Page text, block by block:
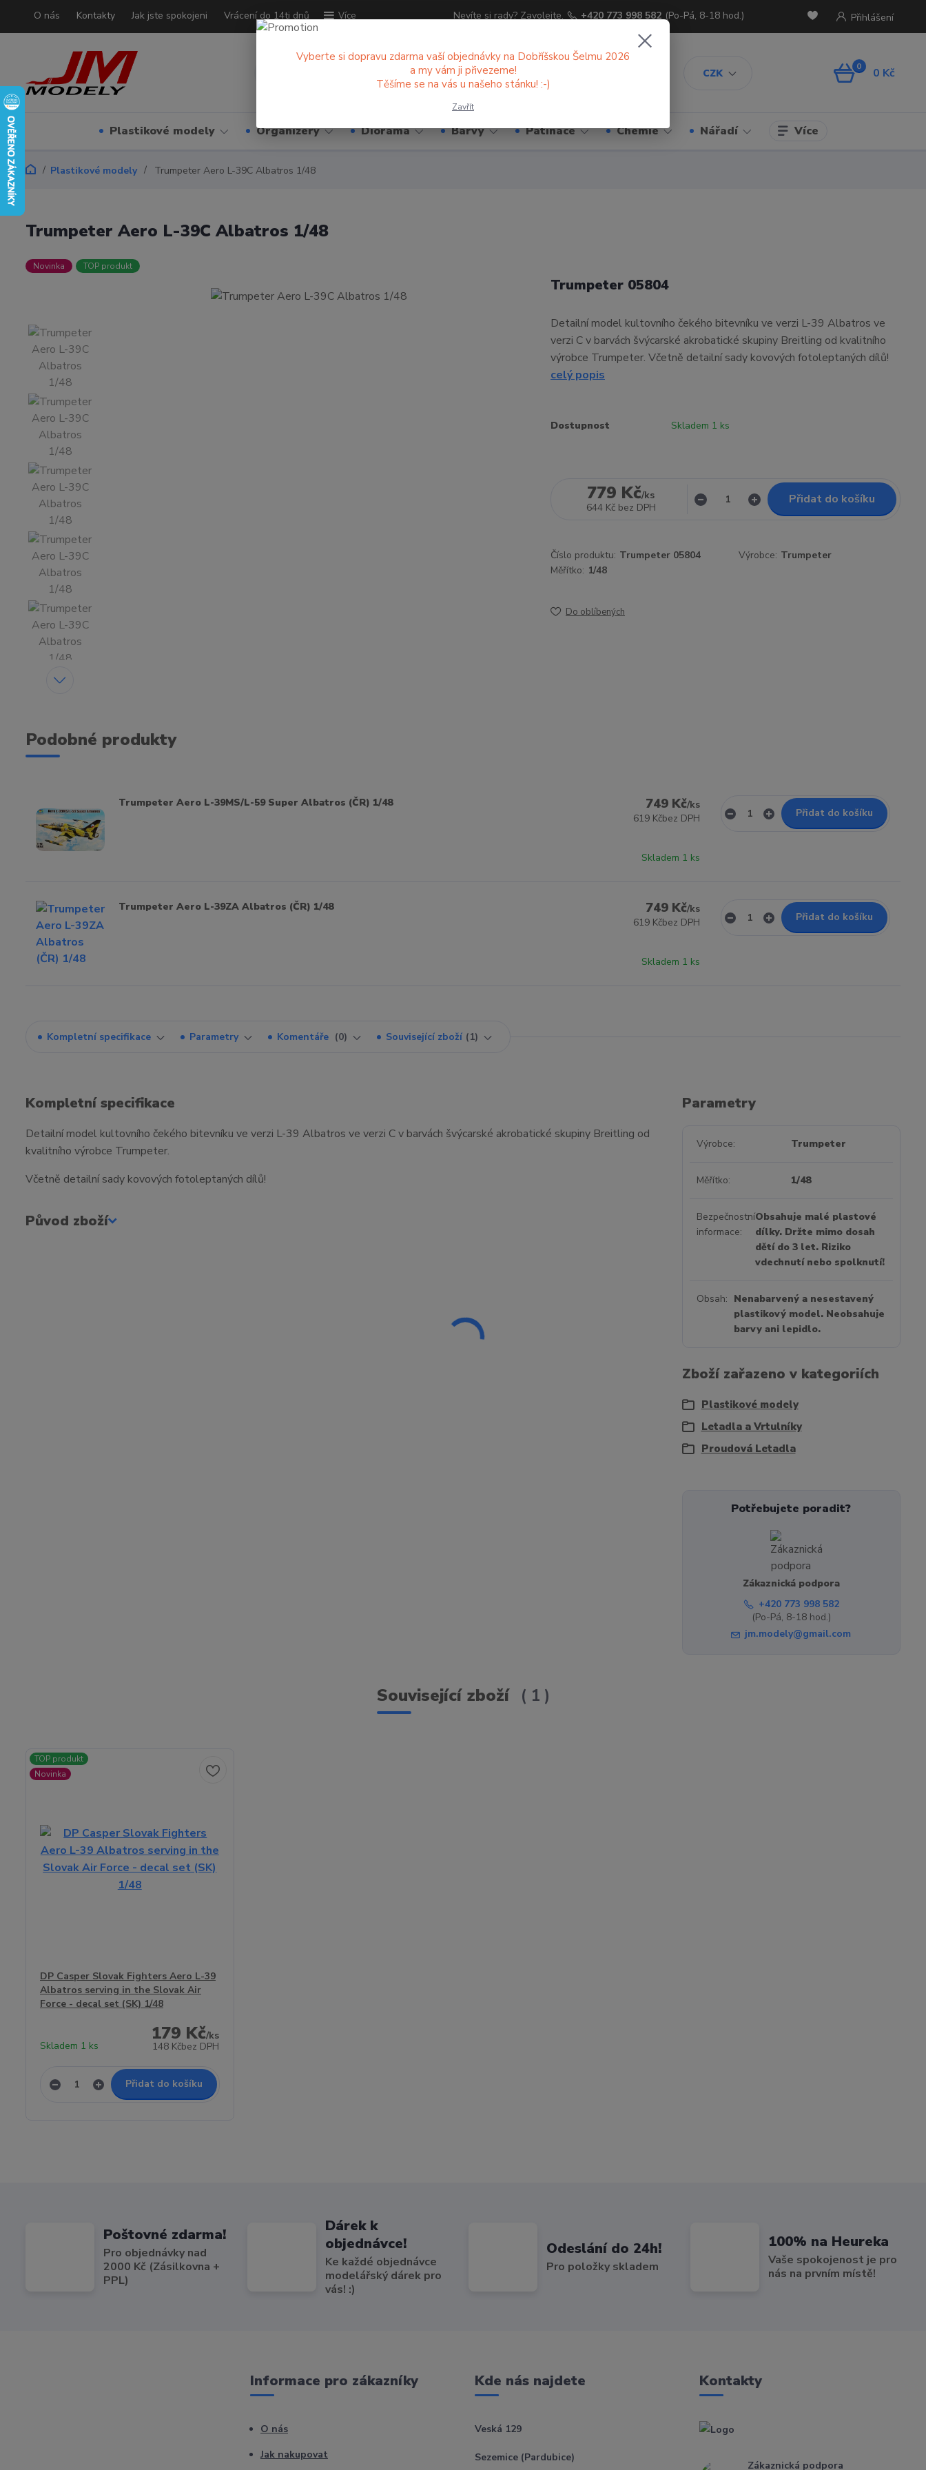
O nás Kontakty Jak jste spokojeni Vrácení do 14ti dnů Více
CZK
Přihlášení
Nevíte si rady? Zavolejte. +420 773 998 582 (Po-Pá, 8-18 hod.)
0 0 Kč
Plastikové modely Organizéry Diorama Barvy Patinace Chemie Nářadí Více
Plastikové modely Trumpeter Aero L-39C Albatros 1/48
Trumpeter Aero L-39C Albatros 1/48
Novinka TOP produkt
Trumpeter 05804
Detailní model kultovního čekého bitevníku ve verzi L-39 Albatros ve
verzi C v barvách švýcarské akrobatické skupiny Breitling od kvalitního
výrobce Trumpeter. Včetně detailní sady kovových fotoleptaných dílů!
celý popis
Dostupnost Skladem 1 ks
779 Kč/ks
644 Kč bez DPH
Přidat do košíku
Číslo produktu: Trumpeter 05804 Výrobce: Trumpeter
Měřítko: 1/48
Do oblíbených
Podobné produkty
Trumpeter Aero L-39MS/L-59 Super Albatros (ČR) 1/48 749 Kč/ks
619 Kčbez DPH
Skladem 1 ks
Přidat do košíku
Trumpeter Aero L-39ZA Albatros (ČR) 1/48 749 Kč/ks
619 Kčbez DPH
Skladem 1 ks
Přidat do košíku
Kompletní specifikace Parametry Komentáře 0 Související zboží 1
Kompletní specifikace
Detailní model kultovního čekého bitevníku ve verzi L-39 Albatros ve verzi C v barvách švýcarské akrobatické skupiny Breitling od
kvalitního výrobce Trumpeter.
Včetně detailní sady kovových fotoleptaných dílů!
Původ zboží
Parametry
Výrobce Trumpeter
Měřítko 1/48
Bezpečnostní
informace
Obsahuje malé plastové
dílky. Držte mimo dosah
dětí do 3 let. Riziko
vdechnutí nebo spolknutí!
Obsah
Nenabarvený a nesestavený
plastikový model. Neobsahuje
barvy ani lepidlo.
Zboží zařazeno v kategoriích
Plastikové modely
Letadla a Vrtulníky
Proudová Letadla
Potřebujete poradit?
Zákaznická podpora
+420 773 998 582
(Po-Pá, 8-18 hod.)
jm.modely@gmail.com
Související zboží 1
TOP produkt
Novinka
DP Casper Slovak Fighters Aero L-39
Albatros serving in the Slovak Air
Force - decal set (SK) 1/48
179 Kč/ks
148 Kčbez DPH
Skladem 1 ks
Přidat do košíku
Poštovné zdarma!
Pro objednávky nad
2000 Kč (Zásilkovna +
PPL)
Dárek k
objednávce!
Ke každé objednávce
modelářský dárek pro
vás! :)
Odeslání do 24h!
Pro položky skladem
100% na Heureka
Vaše spokojenost je pro
nás na prvním místě!
Informace pro zákazníky
O nás
Jak nakupovat
Kde nás najdete
Veská 129
Sezemice (Pardubice)
Kontakty
Zákaznická podpora
Vyberte si dopravu zdarma vaší objednávky na Dobříšskou Šelmu 2026
a my vám ji přivezeme!
Těšíme se na vás u našeho stánku! :-)
Zavřít